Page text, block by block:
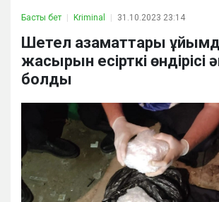
Басты бет Kriminal 31.10.2023 23:14
Шетел азаматтары
жасырын есірткі өндірісі
болды